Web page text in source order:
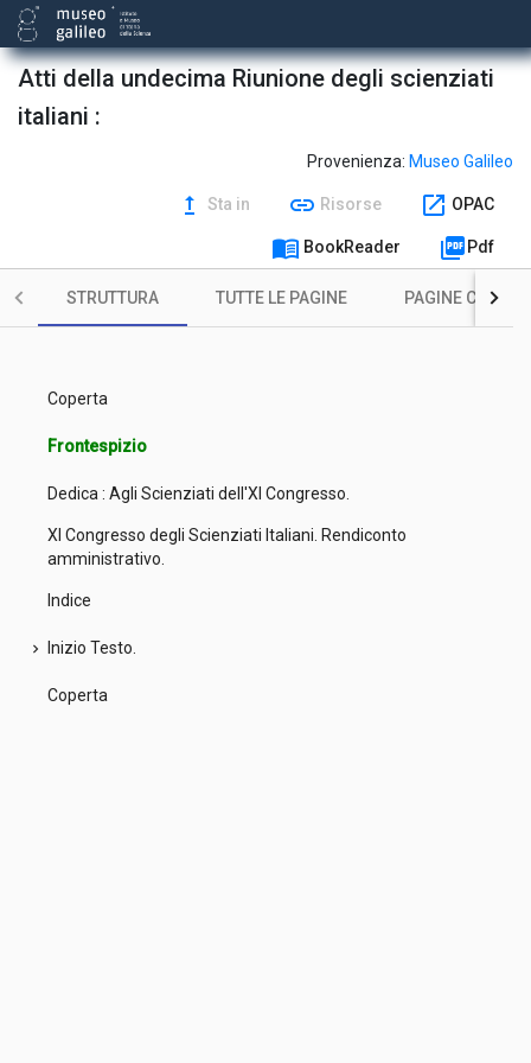
Atti della undecima Riunione degli scienziati
italiani :
Provenienza: Museo Galileo
upgrade Sta in link Risorse open_in_new OPAC
menu_book BookReader picture_as_pdf Pdf
STRUTTURA TUTTE LE PAGINE PAGINE CON
Coperta
Frontespizio
Dedica : Agli Scienziati dell'XI Congresso.
XI Congresso degli Scienziati Italiani. Rendiconto
amministrativo.
Indice
chevron_right Inizio Testo.
Coperta